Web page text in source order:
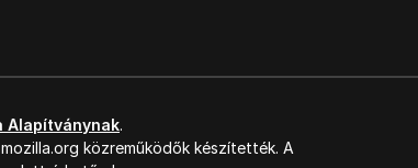
Alapítványnak.
közreműködők készítették. A